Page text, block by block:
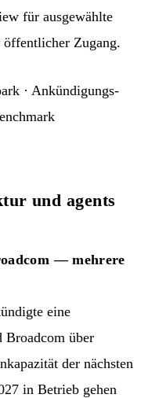
für ausgewählte
Zugang.
· Ankündigungs-
und agents
— mehrere
eine
Broadcom über
der nächsten
in Betrieb gehen